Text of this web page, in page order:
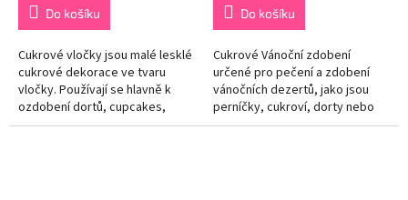
Do košíku
Cukrové vločky jsou malé lesklé
cukrové dekorace ve tvaru
vločky. Používají se hlavně k
ozdobení dortů, cupcakes,
sušenek, koláčů a dalších
Do košíku
Cukrové Vánoční zdobení
určené pro pečení a zdobení
vánočních dezertů, jako jsou
perníčky, cukroví, dorty nebo
cupcakes. Dodává dezertům